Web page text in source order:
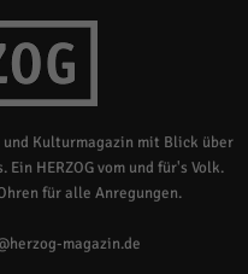
und Kulturmagazin mit Blick über
HERZOG vom und für's Volk.
für alle Anregungen.
magazin.de